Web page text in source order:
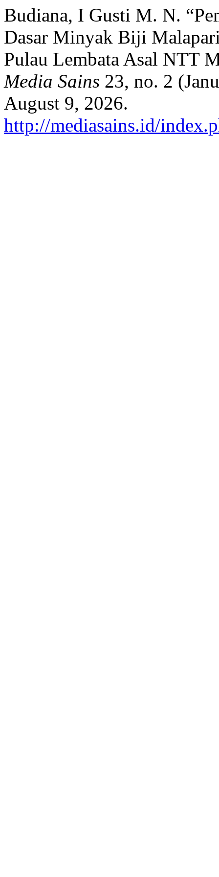
Budiana, I Gusti M. N.
Dasar Minyak Biji
Pulau Lembata Asal NTT
Media Sains 23, no. 2
August 9, 2026.
http://mediasains.id/